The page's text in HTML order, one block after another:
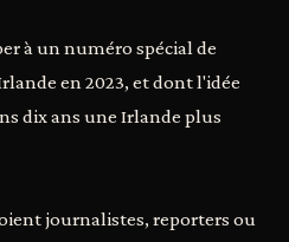
à un numéro spécial de
en 2023, et dont l'idée
dix ans une Irlande plus
journalistes, reporters ou